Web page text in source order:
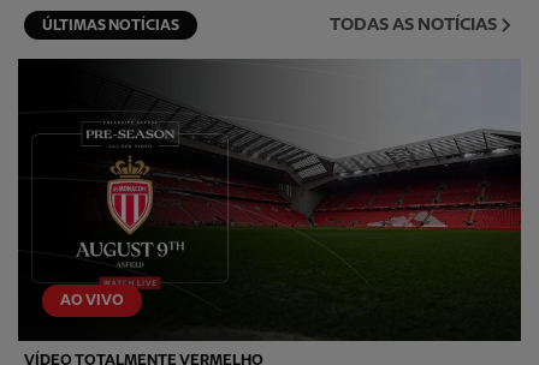
ÚLTIMAS NOTÍCIAS TODAS AS NOTÍCIAS
AO VIVO
VÍDEO TOTALMENTE VERMELHO